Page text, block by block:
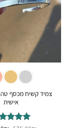
צמיד קשיח מכסף
אישית